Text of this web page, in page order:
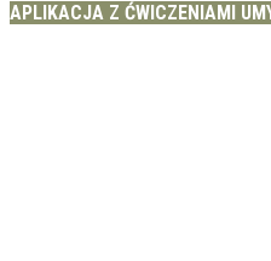
APLIKACJA Z ĆWICZENIAMI